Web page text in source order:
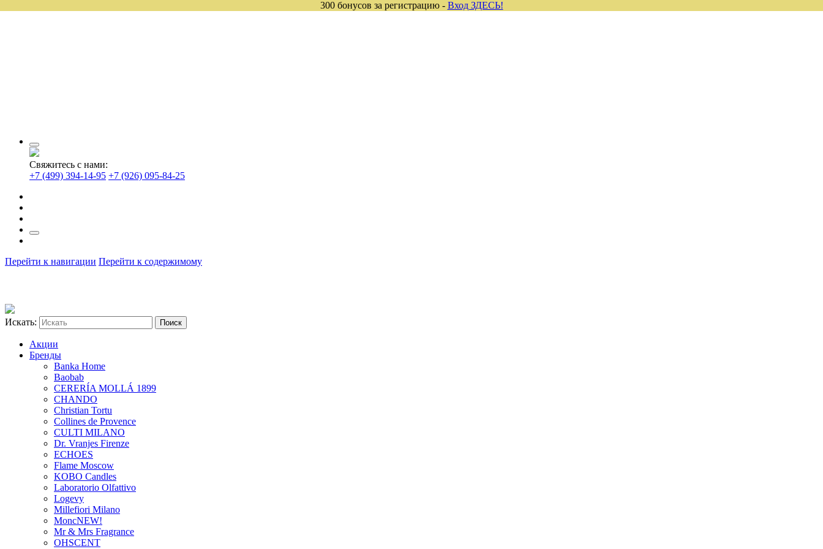
Свяжитесь с нами:
+7 (499) 394-14-95 +7 (926) 095-84-25
Перейти к навигации Перейти к содержимому
Искать:
Акции
Бренды
Banka Home
Baobab
CERERÍA MOLLÁ 1899
CHANDO
Christian Tortu
Collines de Provence
CULTI MILANO
Dr. Vranjes Firenze
ECHOES
Flame Moscow
KOBO Candles
Laboratorio Olfattivo
Logevy
Millefiori Milano
MoncNEW!
Mr & Mrs Fragrance
OHSCENT
300 бонусов за регистрацию - Вход ЗДЕСЬ!